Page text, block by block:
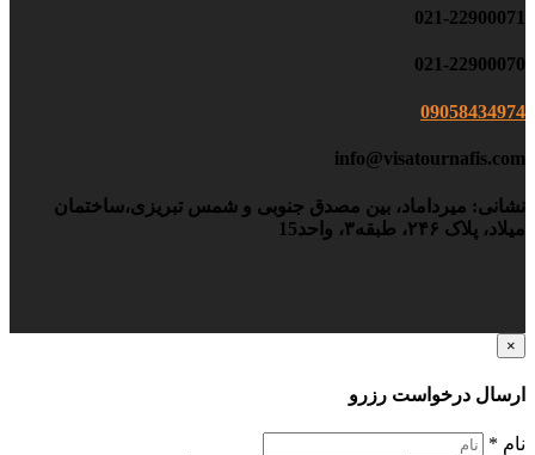
021-22900071
021-22900070
09058434974
info@visatournafis.com
نشانی: میرداماد، بین مصدق جنوبی و شمس تبریزی،ساختمان
میلاد، پلاک ۲۴۶، طبقه۳، واحد15
×
ارسال درخواست رزرو
نام *